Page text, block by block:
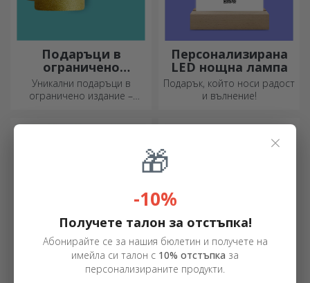
Подаръци в
ограничено
издание
Уникални подаръци в
ограничено издание –
Персонализирана
LED нощна лампа
Подарък, който носи радост
и вълнение!
Персонализирани Персонализирани
×
🎁
-10%
Получете талон за отстъпка!
Абонирайте се за нашия бюлетин и получете на
имейла си талон с 10% отстъпка за
персонализираните продукти.